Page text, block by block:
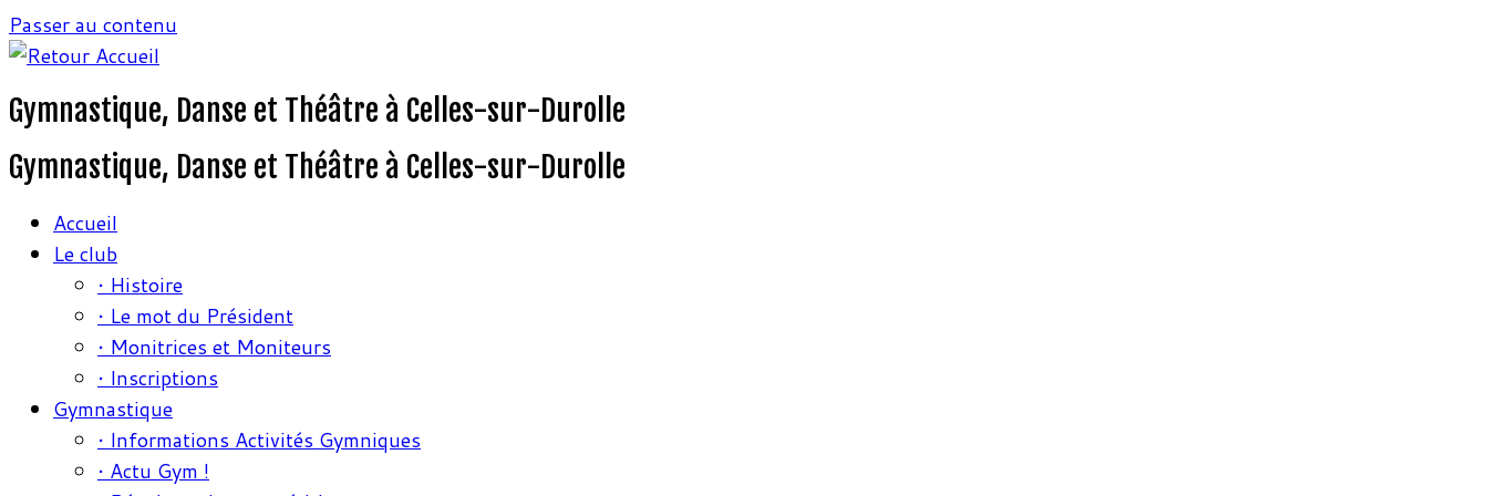
Passer au contenu
Gymnastique, Danse et Théâtre à Celles-sur-Durolle
Gymnastique, Danse et Théâtre à Celles-sur-Durolle
Accueil
Le club
• Histoire
• Le mot du Président
• Monitrices et Moniteurs
• Inscriptions
Gymnastique
• Informations Activités Gymniques
• Actu Gym !